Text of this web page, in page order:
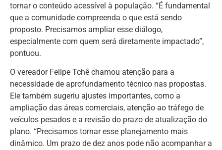
tornar o conteúdo acessível à população. “É fundamental
que a comunidade compreenda o que está sendo
proposto. Precisamos ampliar esse diálogo,
especialmente com quem será diretamente impactado”,
pontuou.
O vereador Felipe Tchê chamou atenção para a
necessidade de aprofundamento técnico nas propostas.
Ele também sugeriu ajustes importantes, como a
ampliação das áreas comerciais, atenção ao tráfego de
veículos pesados e a revisão do prazo de atualização do
plano. “Precisamos tornar esse planejamento mais
dinâmico. Um prazo de dez anos pode não acompanhar a